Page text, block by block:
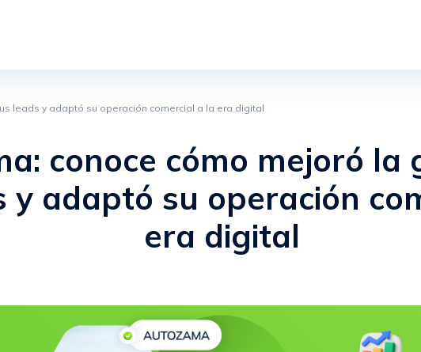
leads y adaptó su operación comercial a la era digital
conoce cómo mejoró la
y adaptó su operación
era digital